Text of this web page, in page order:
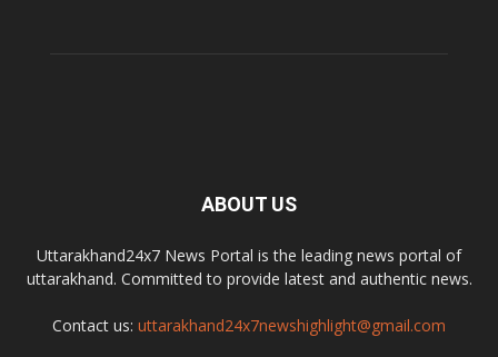
ABOUT US
Uttarakhand24x7 News Portal is the leading news portal of
uttarakhand. Committed to provide latest and authentic news.
Contact us: uttarakhand24x7newshighlight@gmail.com